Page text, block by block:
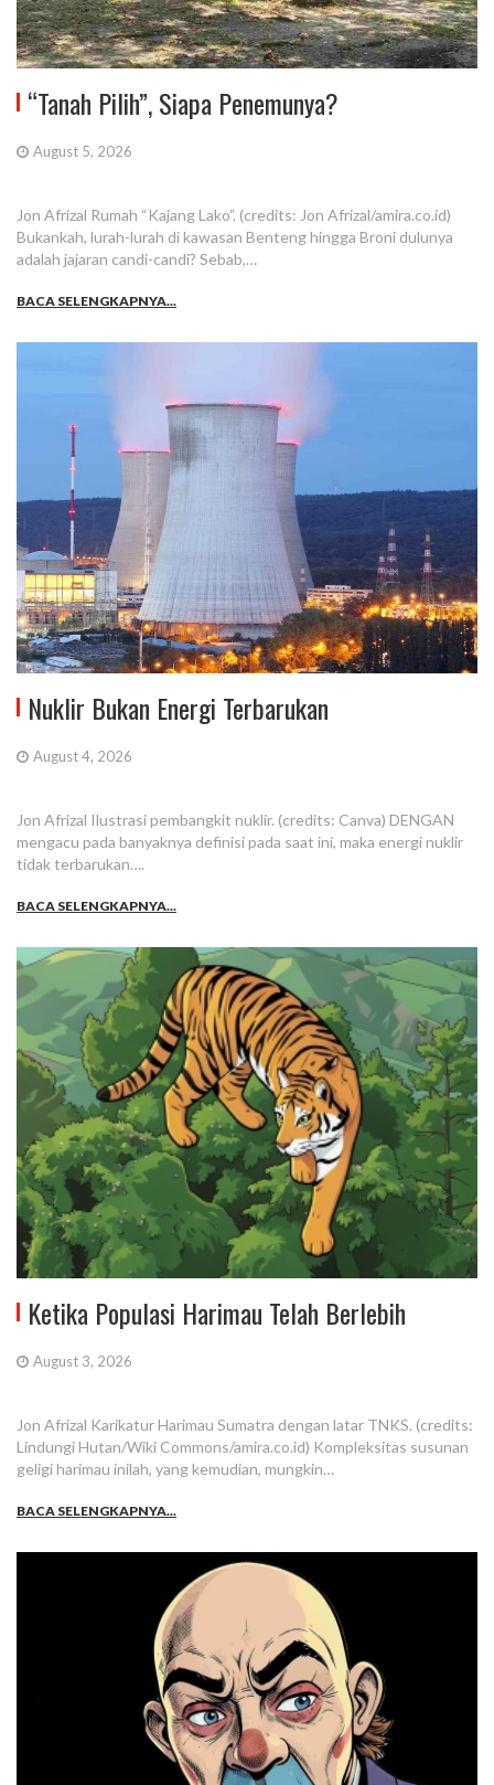
“Tanah Pilih”, Siapa Penemunya?
August 5, 2026
Jon Afrizal Rumah “Kajang Lako”. (credits: Jon Afrizal/amira.co.id)
Bukankah, lurah-lurah di kawasan Benteng hingga Broni dulunya
adalah jajaran candi-candi? Sebab,…
BACA SELENGKAPNYA...
Nuklir Bukan Energi Terbarukan
August 4, 2026
Jon Afrizal Ilustrasi pembangkit nuklir. (credits: Canva) DENGAN
mengacu pada banyaknya definisi pada saat ini, maka energi nuklir
tidak terbarukan….
BACA SELENGKAPNYA...
Ketika Populasi Harimau Telah Berlebih
August 3, 2026
Jon Afrizal Karikatur Harimau Sumatra dengan latar TNKS. (credits:
Lindungi Hutan/Wiki Commons/amira.co.id) Kompleksitas susunan
geligi harimau inilah, yang kemudian, mungkin…
BACA SELENGKAPNYA...